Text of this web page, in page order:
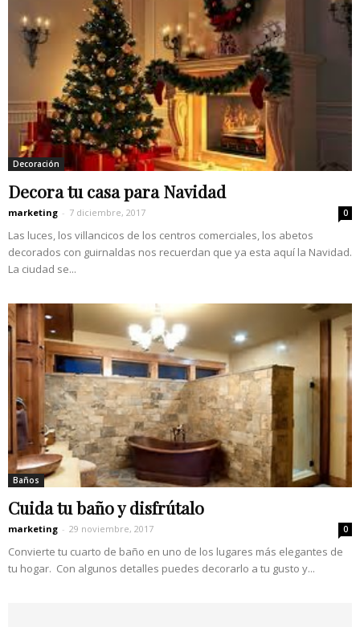
Decoración
Decora tu casa para Navidad
marketing - 7 diciembre, 2017 0
Las luces, los villancicos de los centros comerciales, los abetos
decorados con guirnaldas nos recuerdan que ya esta aquí la Navidad.
La ciudad se...
Baños
Cuida tu baño y disfrútalo
marketing - 29 noviembre, 2017 0
Convierte tu cuarto de baño en uno de los lugares más elegantes de
tu hogar. Con algunos detalles puedes decorarlo a tu gusto y...